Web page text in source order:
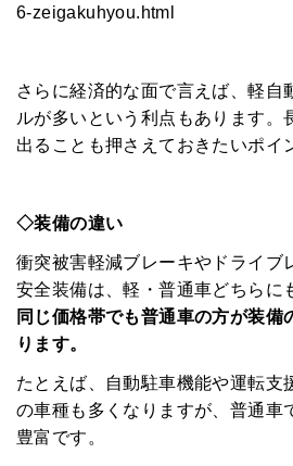
運営会社
6-zeigakuhyou.html
さらに経済的な面で言えば、軽自
ルが多いという利点もあります。
出ることも押さえておきたいポイ
◇装備の違い
衝突被害軽減ブレーキやドライブ
安全装備は、軽・普通車どちらに
同じ価格帯でも普通車の方が装備
ります。
たとえば、自動駐車機能や運転支
の車種も多くなりますが、普通車
豊富です。